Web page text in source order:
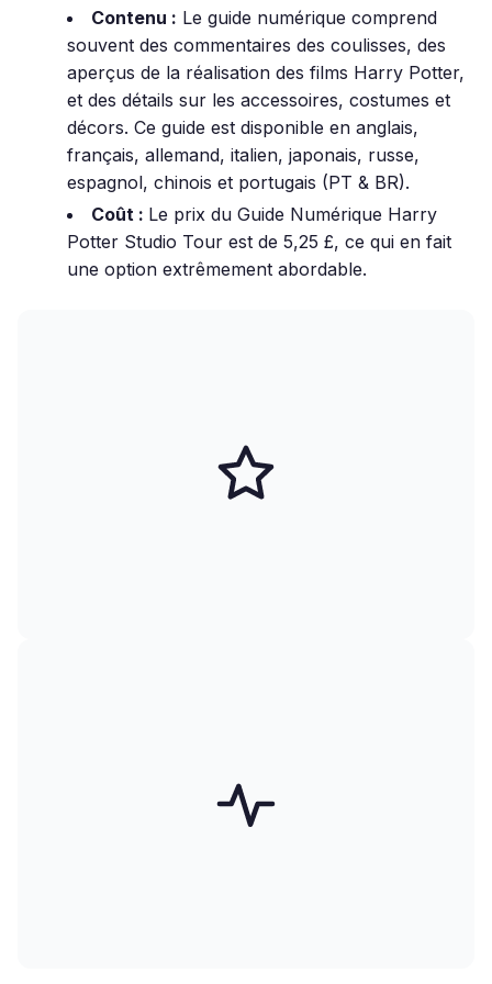
Contenu : Le guide numérique comprend
souvent des commentaires des coulisses, des
aperçus de la réalisation des films Harry Potter,
et des détails sur les accessoires, costumes et
décors. Ce guide est disponible en anglais,
français, allemand, italien, japonais, russe,
espagnol, chinois et portugais (PT & BR).
Coût : Le prix du Guide Numérique Harry
Potter Studio Tour est de 5,25 £, ce qui en fait
une option extrêmement abordable.